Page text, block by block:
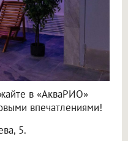
в «АкваРИО»
впечатлениями!
5.